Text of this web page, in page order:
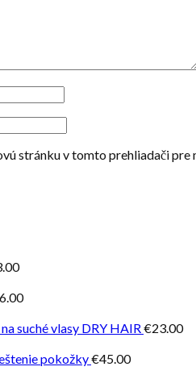
stránku v tomto prehliadači pre
suché vlasy DRY HAIR €23.00
pokožky€45.00